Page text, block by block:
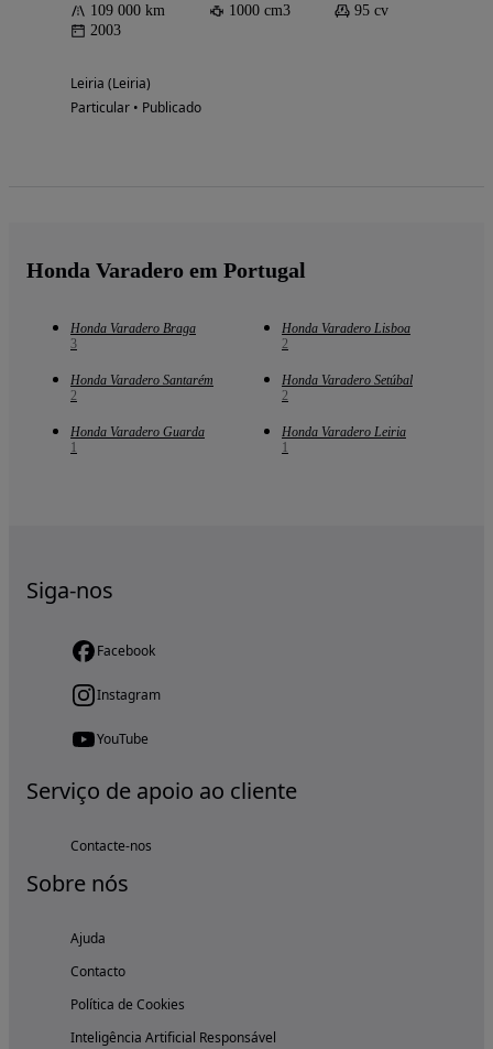
109 000 km 1000 cm3
95 cv
2003
Leiria (Leiria)
Particular • Publicado
Honda Varadero em Portugal
Honda Varadero Braga
3
Honda Varadero Lisboa
2
Honda Varadero Santarém
2
Honda Varadero Setúbal
2
Honda Varadero Guarda
1
Honda Varadero Leiria
1
Siga-nos
Facebook
Instagram
YouTube
Serviço de apoio ao cliente
Contacte-nos
Sobre nós
Ajuda
Contacto
Política de Cookies
Inteligência Artificial Responsável